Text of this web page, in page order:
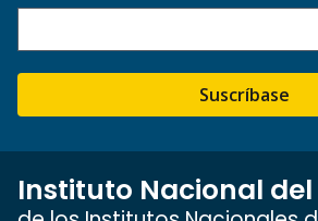
Suscríbase
Instituto Nacional